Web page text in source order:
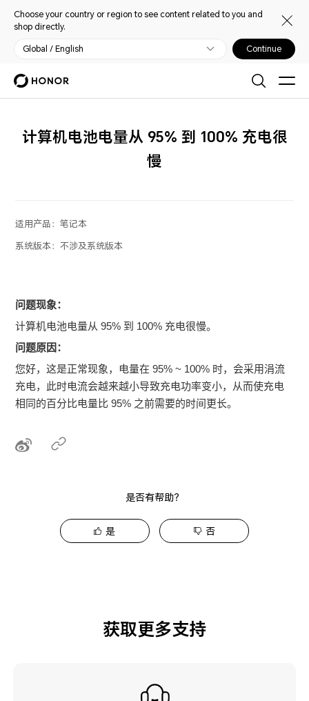
Choose your country or region to see content related to you and
shop directly.
Global / English Continue
计算机电池电量从 95% 到 100% 充电很
慢
适用产品：笔记本
系统版本：不涉及系统版本
问题现象：
计算机电池电量从 95% 到 100% 充电很慢。
问题原因：
您好，这是正常现象，电量在 95% ~ 100% 时，会采用涓流
充电，此时电流会越来越小导致充电功率变小，从而使充电
相同的百分比电量比 95% 之前需要的时间更长。
是否有帮助？
是 否
获取更多支持